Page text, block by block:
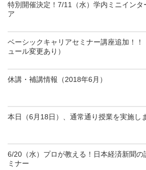
特別開催決定！7/11（水）学内ミニインタ
ア
ベーシックキャリアセミナー講座追加！！
ュール変更あり）
休講・補講情報（2018年6月）
本日（6月18日）、通常通り授業を実施し
6/20（水）プロが教える！日本経済新聞の
ミナー